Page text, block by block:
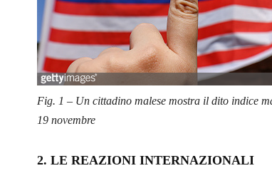
Fig. 1 – Un cittadino malese mostra il dito indice
19 novembre
2. LE REAZIONI INTERNAZIONALI